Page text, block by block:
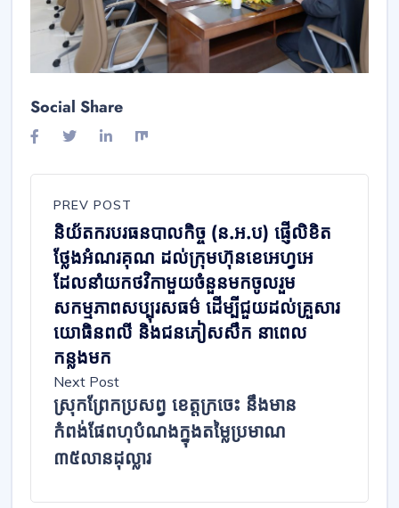
Social Share
PREV POST
និយ័តករបរធនបាលកិច្ច (ន.អ.ប) ផ្ញើលិខិត
ថ្លែងអំណរគុណ ដល់ក្រុមហ៊ុនខេអេហ្វអេ
ដែលនាំយកថវិកាមួយចំនួនមកចូលរួម
សកម្មភាពសប្បុរសធម៌ ដើម្បីជួយដល់គ្រួសារ
យោធិនពលី និងជនភៀសសឹក នាពេល
កន្លងមក
Next Post
ស្រុកព្រែកប្រសព្វ ខេត្តក្រចេះ នឹងមាន
កំពង់ផែពហុបំណងក្នុងតម្លៃប្រមាណ
៣៥លានដុល្លារ